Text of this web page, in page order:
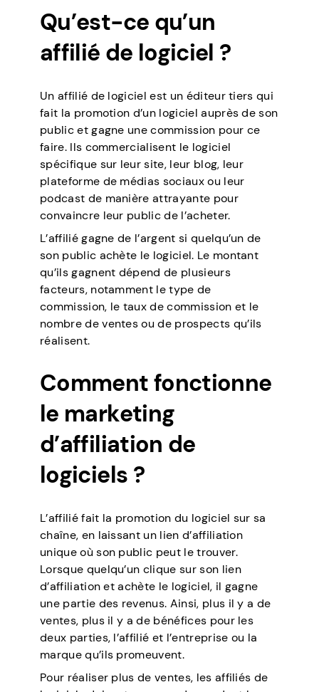
Qu’est-ce qu’un
affilié de logiciel ?
Un affilié de logiciel est un éditeur tiers qui
fait la promotion d’un logiciel auprès de son
public et gagne une commission pour ce
faire. Ils commercialisent le logiciel
spécifique sur leur site, leur blog, leur
plateforme de médias sociaux ou leur
podcast de manière attrayante pour
convaincre leur public de l’acheter.
L’affilié gagne de l’argent si quelqu’un de
son public achète le logiciel. Le montant
qu’ils gagnent dépend de plusieurs
facteurs, notamment le type de
commission, le taux de commission et le
nombre de ventes ou de prospects qu’ils
réalisent.
Comment fonctionne
le marketing
d’affiliation de
logiciels ?
L’affilié fait la promotion du logiciel sur sa
chaîne, en laissant un lien d’affiliation
unique où son public peut le trouver.
Lorsque quelqu’un clique sur son lien
d’affiliation et achète le logiciel, il gagne
une partie des revenus. Ainsi, plus il y a de
ventes, plus il y a de bénéfices pour les
deux parties, l’affilié et l’entreprise ou la
marque qu’ils promeuvent.
Pour réaliser plus de ventes, les affiliés de